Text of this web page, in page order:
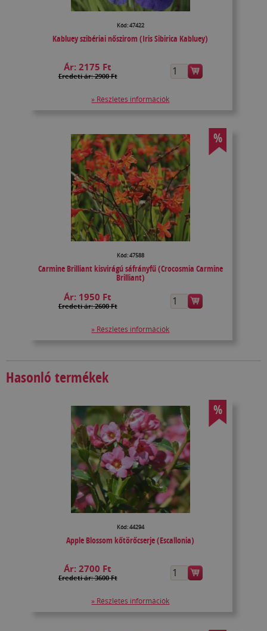
Kód: 47422
Kabluey szibériai nőszirom (Iris Sibirica Kabluey)
Ár:2175 Ft
Eredeti ár: 2900 Ft
» Részletes információk
%
Kód: 47588
Carmine Brilliant kisvirágú sáfrányfű (Crocosmia Carmine
Brilliant)
Ár: 1950 Ft
Eredeti ár: 2600 Ft
» Részletes információk
Hasonló termékek
%
Kód: 44294
Apple Blossom kőtörőcserje (Escallonia)
Ár:2700 Ft
Eredeti ár: 3600 Ft
» Részletes információk